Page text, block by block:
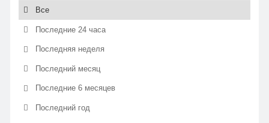
Все
Последние 24 часа
Последняя неделя
Последний месяц
Последние 6 месяцев
Последний год